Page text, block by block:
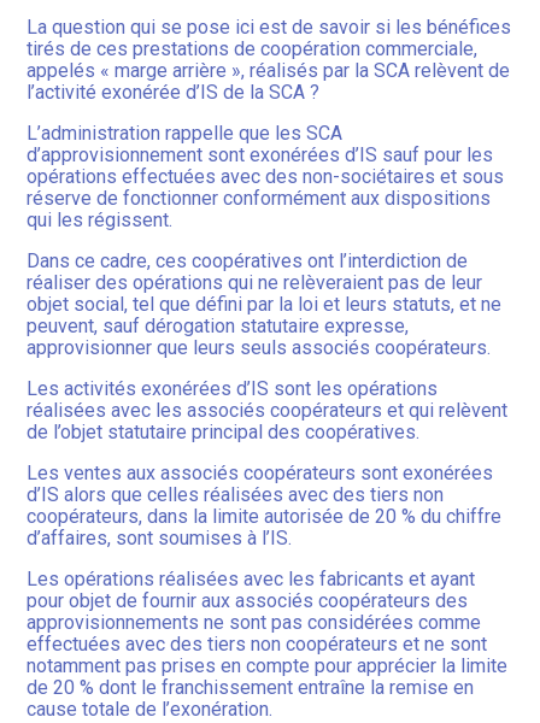
La question qui se pose ici est de savoir si les bénéfices
tirés de ces prestations de coopération commerciale,
appelés « marge arrière », réalisés par la SCA relèvent de
l’activité exonérée d’IS de la SCA ?
L’administration rappelle que les SCA
d’approvisionnement sont exonérées d’IS sauf pour les
opérations effectuées avec des non-sociétaires et sous
réserve de fonctionner conformément aux dispositions
qui les régissent.
Dans ce cadre, ces coopératives ont l’interdiction de
réaliser des opérations qui ne relèveraient pas de leur
objet social, tel que défini par la loi et leurs statuts, et ne
peuvent, sauf dérogation statutaire expresse,
approvisionner que leurs seuls associés coopérateurs.
Les activités exonérées d’IS sont les opérations
réalisées avec les associés coopérateurs et qui relèvent
de l’objet statutaire principal des coopératives.
Les ventes aux associés coopérateurs sont exonérées
d’IS alors que celles réalisées avec des tiers non
coopérateurs, dans la limite autorisée de 20 % du chiffre
d’affaires, sont soumises à l’IS.
Les opérations réalisées avec les fabricants et ayant
pour objet de fournir aux associés coopérateurs des
approvisionnements ne sont pas considérées comme
effectuées avec des tiers non coopérateurs et ne sont
notamment pas prises en compte pour apprécier la limite
de 20 % dont le franchissement entraîne la remise en
cause totale de l’exonération.